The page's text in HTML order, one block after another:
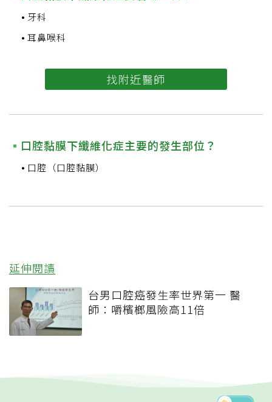
牙科
耳鼻喉科
找附近醫師
口腔黏膜下纖維化症主要的發生部位？
口腔（口腔黏膜）
延伸閱讀
台男口腔癌發生率世界第一 醫
師：嚼檳榔風險高11倍